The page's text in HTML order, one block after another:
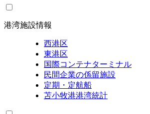
港湾施設情報
西港区
東港区
国際コンテナターミナル
民間企業の係留施設
定期・定航船
苫小牧港港湾統計